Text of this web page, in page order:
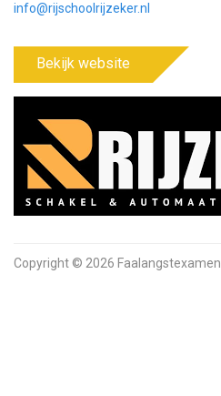
info@rijschoolrijzeker.nl
Bekijk website
Copyright © 2026 Faalangstexamen